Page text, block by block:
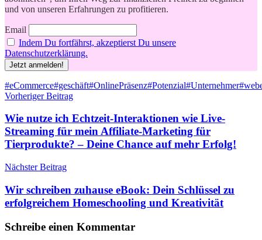
und von unseren Erfahrungen zu profitieren.
Email
Indem Du fortfährst, akzeptierst Du unsere
Datenschutzerklärung.
Schlagwörter
#eCommerce#geschäft#OnlinePräsenz#Potenzial#Unternehmer
Beitragsnavigation
Vorheriger Beitrag
Wie nutze ich Echtzeit-Interaktionen wie Live-
Streaming für mein Affiliate-Marketing für
Tierprodukte? – Deine Chance auf mehr Erfolg!
Nächster Beitrag
Wir schreiben zuhause eBook: Dein Schlüssel zu
erfolgreichem Homeschooling und Kreativität
Schreibe einen Kommentar